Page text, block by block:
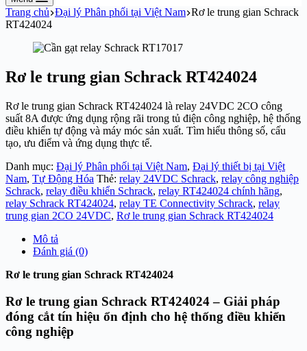
Trang chủ Đại lý Phân phối tại Việt Nam Rơ le trung gian Schrack
RT424024
Rơ le trung gian Schrack RT424024
Rơ le trung gian Schrack RT424024 là relay 24VDC 2CO công
suất 8A được ứng dụng rộng rãi trong tủ điện công nghiệp, hệ thống
điều khiển tự động và máy móc sản xuất. Tìm hiểu thông số, cấu
tạo, ưu điểm và ứng dụng thực tế.
Danh mục: Đại lý Phân phối tại Việt Nam, Đại lý thiết bị tại Việt
Nam, Tự Động Hóa Thẻ: relay 24VDC Schrack, relay công nghiệp
Schrack, relay điều khiển Schrack, relay RT424024 chính hãng,
relay Schrack RT424024, relay TE Connectivity Schrack, relay
trung gian 2CO 24VDC, Rơ le trung gian Schrack RT424024
Mô tả
Đánh giá (0)
Rơ le trung gian Schrack RT424024
Rơ le trung gian Schrack RT424024 – Giải pháp
đóng cắt tín hiệu ổn định cho hệ thống điều khiển
công nghiệp